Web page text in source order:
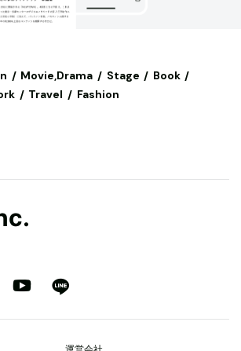
Movie,Drama Stage
Book
Travel Fashion